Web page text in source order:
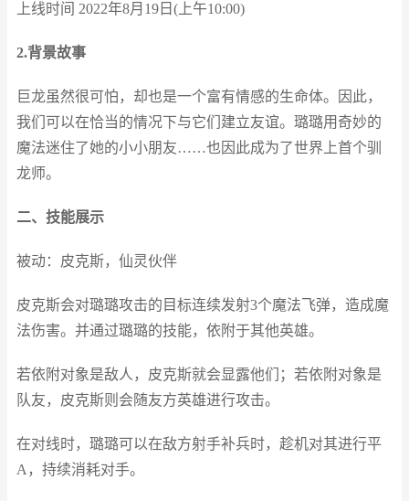
上线时间 2022年8月19日(上午10:00)
2.背景故事
巨龙虽然很可怕，却也是一个富有情感的生命体。因此，
我们可以在恰当的情况下与它们建立友谊。璐璐用奇妙的
魔法迷住了她的小小朋友……也因此成为了世界上首个驯
龙师。
二、技能展示
被动：皮克斯，仙灵伙伴
皮克斯会对璐璐攻击的目标连续发射3个魔法飞弹，造成魔
法伤害。并通过璐璐的技能，依附于其他英雄。
若依附对象是敌人，皮克斯就会显露他们；若依附对象是
队友，皮克斯则会随友方英雄进行攻击。
在对线时，璐璐可以在敌方射手补兵时，趁机对其进行平
A，持续消耗对手。